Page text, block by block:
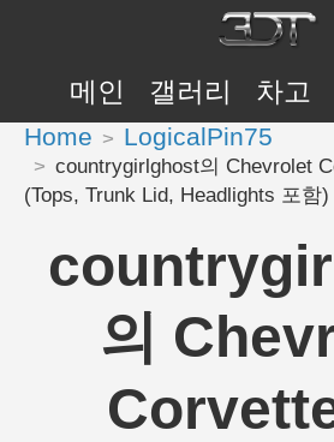
메인 갤러리 차고
Home LogicalPin75
countrygirlghost의 Chevrolet
(Tops, Trunk Lid, Headlights 포함)
의